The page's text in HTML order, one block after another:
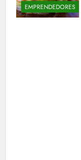
EMPRENDEDORES